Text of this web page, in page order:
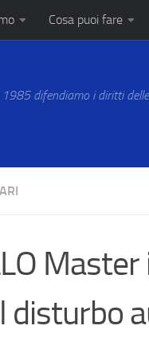
Cosa puoi fare
difendiamo i diritti
disturbo